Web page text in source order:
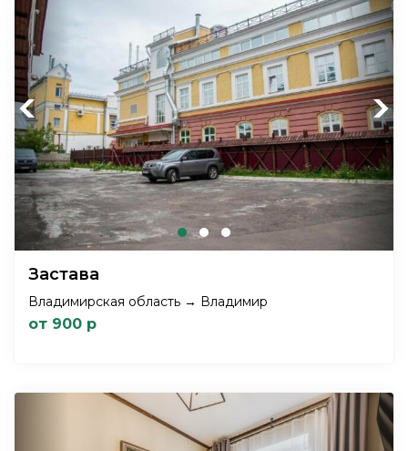
Previous Next
Застава
Владимирская область → Владимир
от 900 р